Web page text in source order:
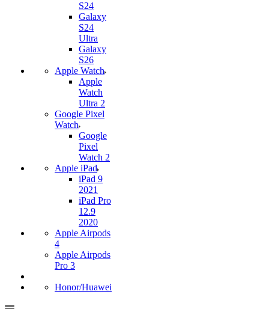
S24
Galaxy
S24
Ultra
Galaxy
S26
Apple Watch
Apple
Watch
Ultra 2
Google Pixel
Watch
Google
Pixel
Watch 2
Apple iPad
iPad 9
2021
iPad Pro
12.9
2020
Apple Airpods
4
Apple Airpods
Pro 3
Honor/Huawei